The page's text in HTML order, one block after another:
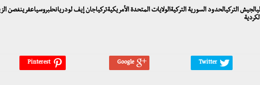
التركيالحدود السورية التركيةالولايات المتحدة الأمريكيةتركياجان إيف لودريانحلبروسياعفرينغصن